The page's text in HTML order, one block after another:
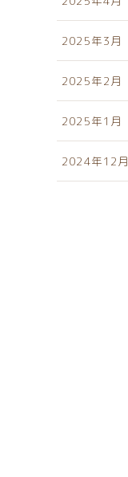
2025年3月
2025年2月
2025年1月
2024年12月